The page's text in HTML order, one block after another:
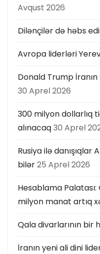
Avqust 2026
Dilənçilər də həbs
Avropa liderləri
Donald Trump
30 Aprel 2026
300 milyon dollarlıq
alınacaq30 Aprel
Rusiya ilə
bilər25 Aprel 2026
Hesablama
milyon manat artıq
Qala divarlarının bir
İranın yeni ali dini